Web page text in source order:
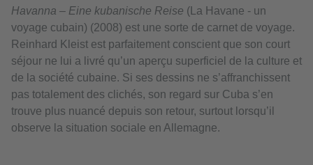
Havanna – Eine kubanische Reise (La Havane - un
voyage cubain) (2008) est une sorte de carnet de voyage.
Reinhard Kleist est parfaitement conscient que son court
séjour ne lui a livré qu’un aperçu superficiel de la culture et
de la société cubaine. Si ses dessins ne s’affranchissent
pas totalement des clichés, son regard sur Cuba s’en
trouve plus nuancé depuis son retour, surtout lorsqu’il
observe la situation sociale en Allemagne.